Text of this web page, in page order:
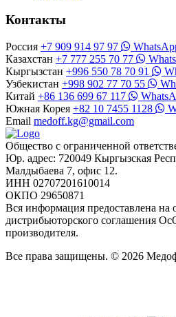
Контакты
Россия +7 909 914 97 97
Казахстан +7 777 255 70 77
Кыргызстан +996 550 78 70 91
Узбекистан +998 902 77 70 55
Китай +86 136 699 67 117
Южная Корея +82 10 7455 1128
Email medoff.kg@gmail.com
Общество с ограниченной
Юр. адрес: 720049 Кыргызская
Малдыбаева 7, офис 12.
ИНН 02707201610014
ОКПО 29650871
Вся информация предоставлена на
дистрибьюторского
производителя.
Все права защищены. © 2026